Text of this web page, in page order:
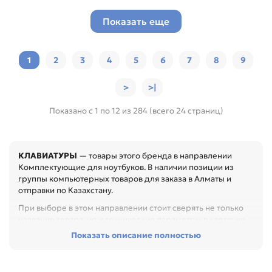
Показать еще
1 2 3 4 5 6 7 8 9
> >|
Показано с 1 по 12 из 284 (всего 24 страниц)
КЛАВИАТУРЫ — товары этого бренда в направлении
Комплектующие для ноутбуков. В наличии позиции из
группы компьютерных товаров для заказа в Алматы и
отправки по Казахстану.
При выборе в этом направлении стоит сверять не только
Перед покупкой проверьте интерфейс, форм-фактор,
Показать описание полностью